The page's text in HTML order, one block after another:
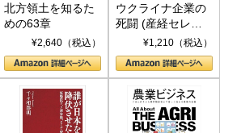
北方領土を知るた
めの63章
¥2,640（税込）
ウクライナ企業の
死闘 (産経セレク
ト S 039)¥1,210（税込）